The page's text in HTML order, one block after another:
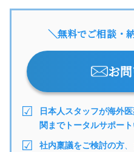
＼無料でご相談・
お
日本人スタッフが海外
関までトータルサポート
社内稟議をご検討の方